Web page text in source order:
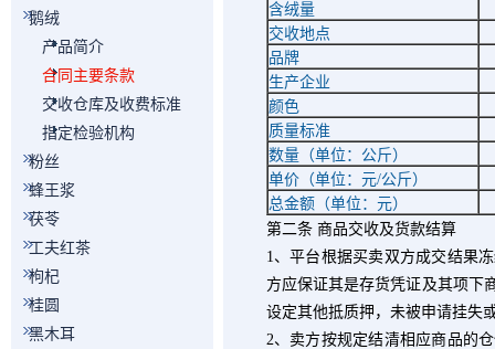
鹅绒
产品简介
合同主要条款
交收仓库及收费标准
指定检验机构
粉丝
蜂王浆
茯苓
工夫红茶
枸杞
桂圆
黑木耳
含绒量
交收地点
品牌
生产企业
颜色
质量标准
数量（单位：公斤）
单价（单位：元/公斤）
总金额（单位：元）
第二条 商品交收及货款结算
1、平台根据买卖双方成交结果
方应保证其是存货凭证及其项下
设定其他抵质押，未被申请挂失
2、卖方按规定结清相应商品的